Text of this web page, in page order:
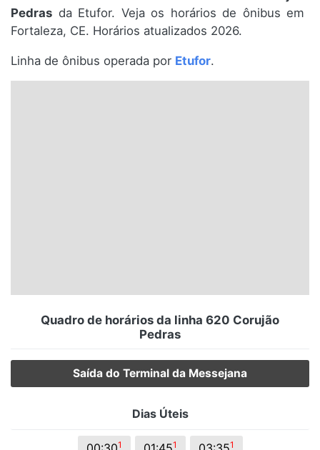
Rio de Janeiro
Pedras da Etufor. Veja os horários de ônibus em
Fortaleza, CE. Horários atualizados 2026.
Linha de ônibus operada por Etufor.
Quadro de horários da linha 620 Corujão
Pedras
Saída do Terminal da Messejana
Dias Úteis
1 1 1